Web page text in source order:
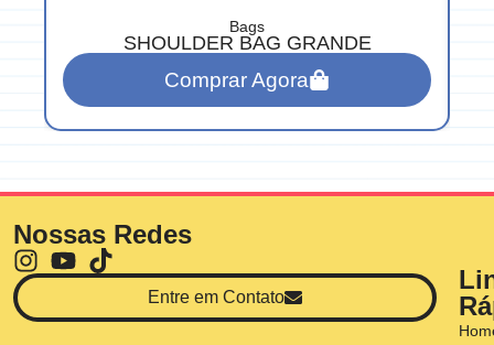
Bags
SHOULDER BAG GRANDE
Comprar Agora
Nossas Redes
Entre em Contato